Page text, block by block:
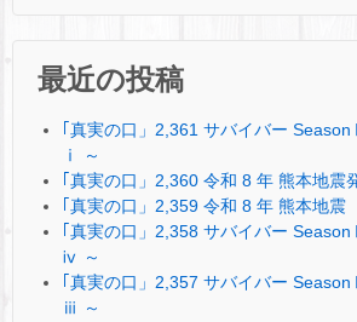
最近の投稿
｢真実の口」2,361 サバイバー
ⅰ ～
｢真実の口」2,360 令和 8 年 熊本地震
｢真実の口」2,359 令和 8 年 熊本地震
｢真実の口」2,358 サバイバー
ⅳ ～
｢真実の口」2,357 サバイバー
ⅲ ～